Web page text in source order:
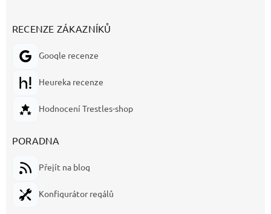
RECENZE ZÁKAZNÍKŮ
Google recenze
Heureka recenze
Hodnocení Trestles-shop
PORADNA
Přejít na blog
Konfigurátor regálů